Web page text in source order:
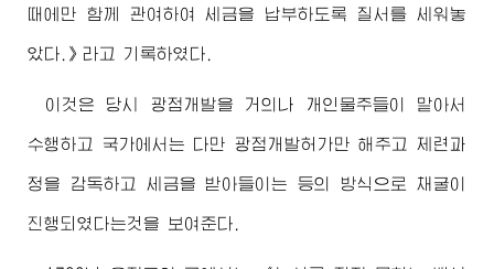
때에만 함께 관여하여 세금을 납부하도록 질서를 세워놓
았다.》라고 기록하였다.
이것은 당시 광점개발을 거의나 개인물주들이 맡아서
수행하고 국가에서는 다만 광점개발허가만 해주고 제련과
정을 감독하고 세금을 받아들이는 등의 방식으로 채굴이
진행되였다는것을 보여준다.